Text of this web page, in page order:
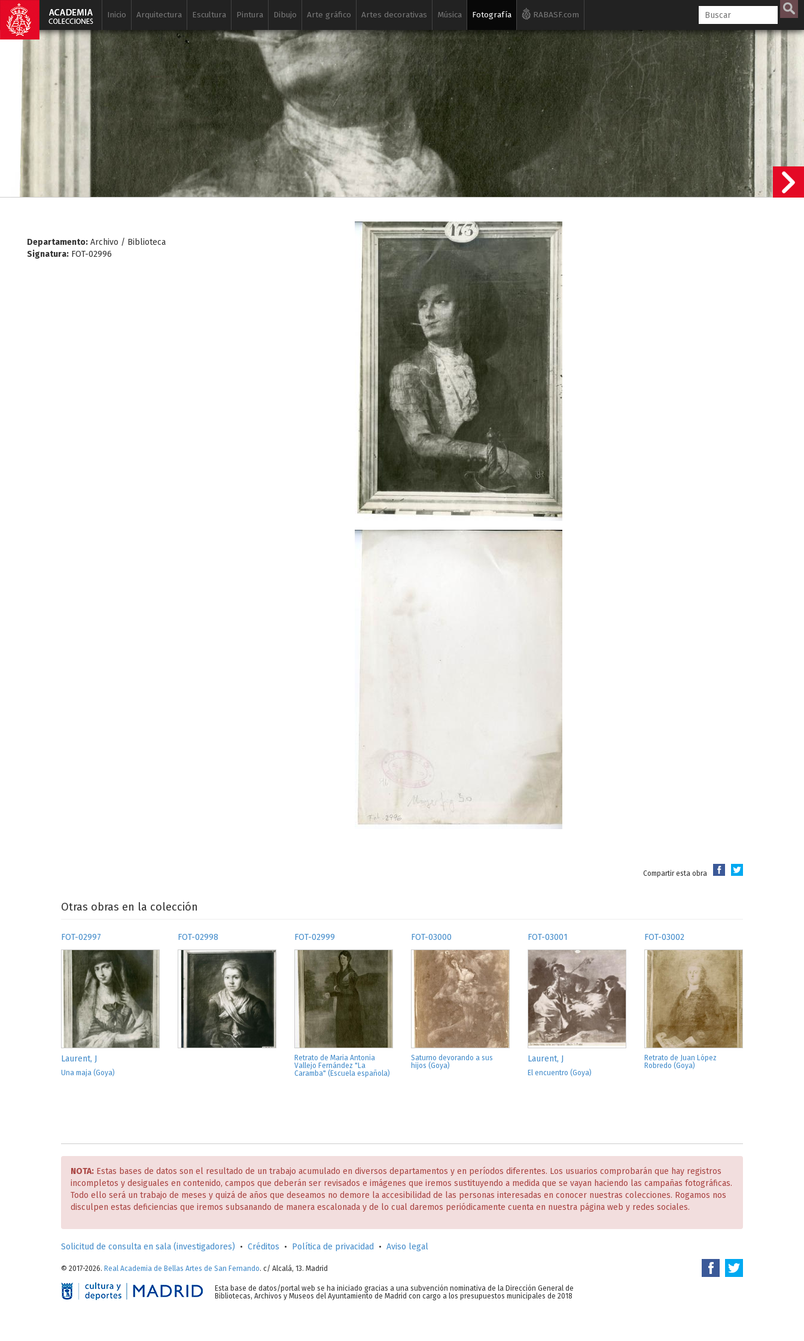
Inicio Arquitectura Escultura Pintura Dibujo Arte gráfico Artes decorativas Música Fotografía RABASF.com
Departamento: Archivo / Biblioteca
Signatura: FOT-02996
Compartir esta obra
Otras obras en la colección
FOT-02997
Laurent, J
Una maja (Goya)
FOT-02998 FOT-02999
Retrato de Maria Antonia
Vallejo Fernández "La
Caramba" (Escuela española)
FOT-03000
Saturno devorando a sus
hijos (Goya)
FOT-03001
Laurent, J
El encuentro (Goya)
FOT-03002
Retrato de Juan López
Robredo (Goya)
NOTA: Estas bases de datos son el resultado de un trabajo acumulado en diversos departamentos y en períodos diferentes. Los usuarios comprobarán que hay registros
incompletos y desiguales en contenido, campos que deberán ser revisados e imágenes que iremos sustituyendo a medida que se vayan haciendo las campañas fotográficas.
Todo ello será un trabajo de meses y quizá de años que deseamos no demore la accesibilidad de las personas interesadas en conocer nuestras colecciones. Rogamos nos
disculpen estas deficiencias que iremos subsanando de manera escalonada y de lo cual daremos periódicamente cuenta en nuestra página web y redes sociales.
Solicitud de consulta en sala (investigadores) • Créditos • Política de privacidad • Aviso legal
© 2017-2026. Real Academia de Bellas Artes de San Fernando. c/ Alcalá, 13. Madrid
Esta base de datos/portal web se ha iniciado gracias a una subvención nominativa de la Dirección General de
Bibliotecas, Archivos y Museos del Ayuntamiento de Madrid con cargo a los presupuestos municipales de 2018